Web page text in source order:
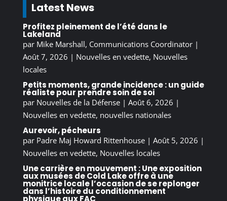
Latest News
Profitez pleinement de l’été dans le
Lakeland
par Mike Marshall, Communications Coordinator|
Août 7, 2026 | Nouvelles en vedette, Nouvelles
locales
Petits moments, grande incidence : un guide
réaliste pour prendre soin de soi
par Nouvelles de la Défense| Août 6, 2026 |
Nouvelles en vedette, nouvelles nationales
Aurevoir, pécheurs
par Padre Maj Howard Rittenhouse| Août 5, 2026 |
Nouvelles en vedette, Nouvelles locales
Une carrière en mouvement : Une exposition
aux musées de Cold Lake offre à une
monitrice locale l’occasion de se replonger
dans l’histoire du conditionnement
physique aux FAC